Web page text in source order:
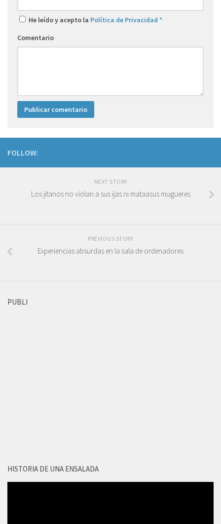
He leído y acepto la Política de Privacidad *
Comentario
FOLLOW:
NEXT STORY
Los jitanos no violan a sus ijas ni mataasus mugüeres
PREVIOUS STORY
Experiencias absurdas en la sala de ordenadores
PUBLI
HISTORIA DE UNA ENSALADA